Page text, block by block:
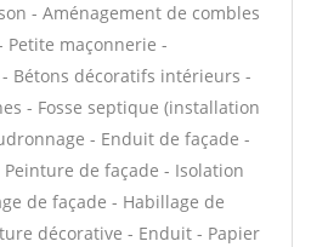
- Aménagement de combles
Petite maçonnerie -
Bétons décoratifs intérieurs -
- Fosse septique (installation
- Enduit de façade -
de façade - Isolation
de façade - Habillage de
décorative - Enduit - Papier